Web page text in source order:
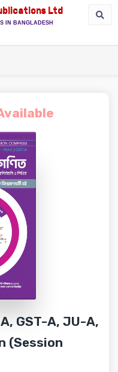
Ltd
IN BANGLADESH
GST-A, JU-A,
(Session